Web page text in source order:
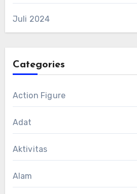
Juli 2024
Categories
Action Figure
Adat
Aktivitas
Alam